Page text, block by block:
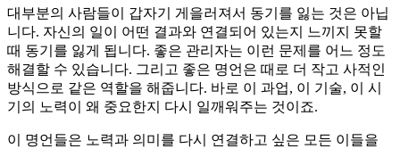
대부분의 사람들이 갑자기 게을러져서 동기를 잃는 것은 아닙
니다. 자신의 일이 어떤 결과와 연결되어 있는지 느끼지 못할
때 동기를 잃게 됩니다. 좋은 관리자는 이런 문제를 어느 정도
해결할 수 있습니다. 그리고 좋은 명언은 때로 더 작고 사적인
방식으로 같은 역할을 해줍니다. 바로 이 과업, 이 기술, 이 시
기의 노력이 왜 중요한지 다시 일깨워주는 것이죠.
이 명언들은 노력과 의미를 다시 연결하고 싶은 모든 이들을